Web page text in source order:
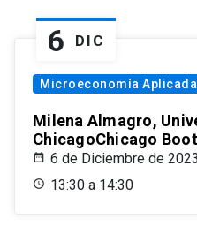
6 DIC
Microeconomía Aplicada
Milena Almagro,
ChicagoChicago
6 de Diciembre de 2023
13:30 a 14:30